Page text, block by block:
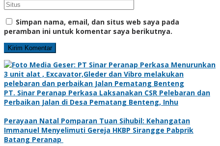
Simpan nama, email, dan situs web saya pada
peramban ini untuk komentar saya berikutnya.
PT. Sinar Peranap Perkasa Laksanakan CSR Pelebaran dan
Perbaikan Jalan di Desa Pematang Benteng, Inhu
Perayaan Natal Pomparan Tuan Sihubil: Kehangatan
Immanuel Menyelimuti Gereja HKBP Sirangge Pabprik
Batang Peranap